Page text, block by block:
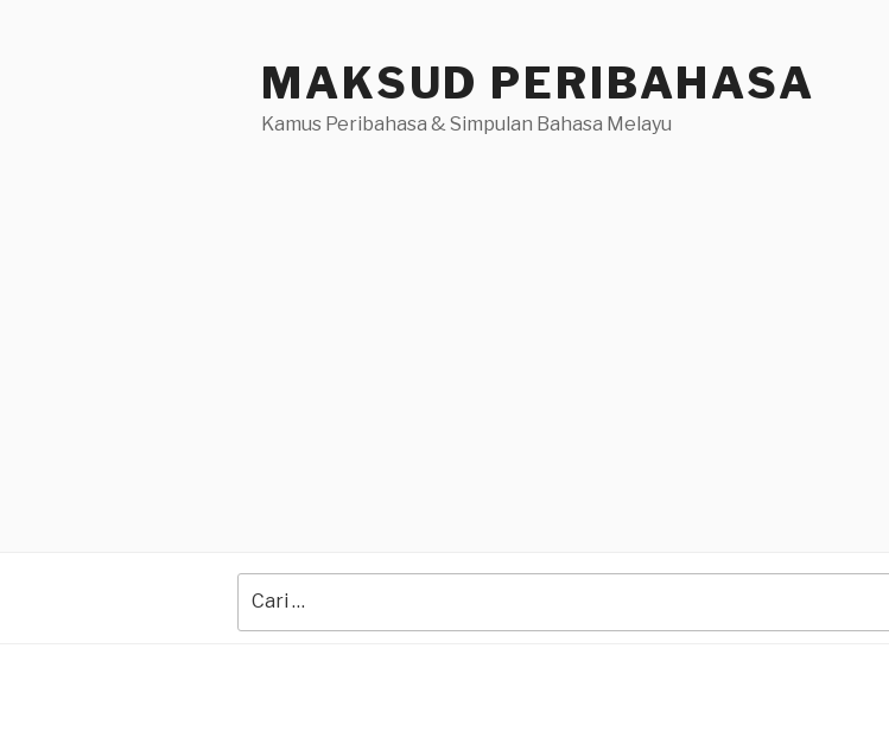
MAKSUD PERIBAHASA
Kamus Peribahasa & Simpulan Bahasa Melayu
for: